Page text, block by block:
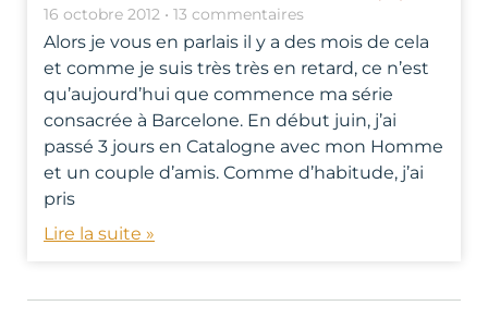
16 octobre 2012 13 commentaires
Alors je vous en parlais il y a des mois de cela
et comme je suis très très en retard, ce n’est
qu’aujourd’hui que commence ma série
consacrée à Barcelone. En début juin, j’ai
passé 3 jours en Catalogne avec mon Homme
et un couple d’amis. Comme d’habitude, j’ai
pris
Lire la suite »